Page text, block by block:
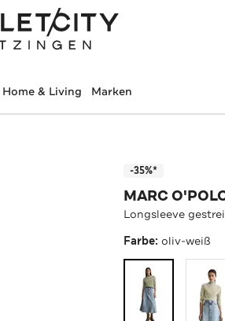
Home & Living Marken
-35%*
MARC
Longsleeve
Farbe:oliv-weiß